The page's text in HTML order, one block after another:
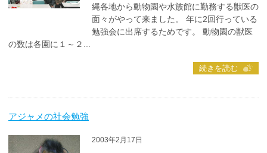
縄各地から動物園や水族館に勤務する獣医の
面々がやって来ました。 年に2回行っている
勉強会に出席するためです。 動物園の獣医
の数は各園に１～２...
続きを読む
アジャメの社会勉強
2003年2月17日